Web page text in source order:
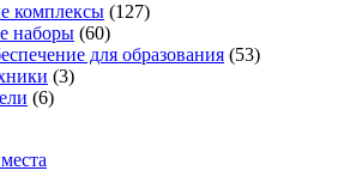
комплексы (127)
наборы (60)
для образования (53)
(3)
(6)